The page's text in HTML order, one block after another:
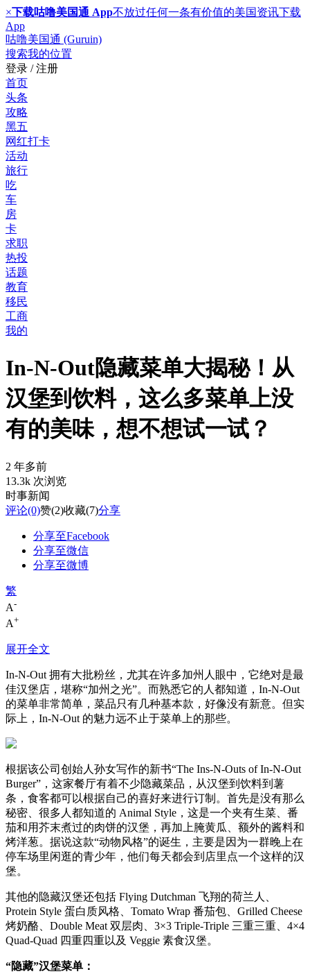
×下载咕噜美国通 App不放过任何一条有价值的美国资讯下载
App
咕噜美国通 (Guruin)
搜索我的位置
登录 / 注册
首页
头条
攻略
黑五
网红打卡
活动
旅行
吃
车
房
卡
求职
热投
话题
教育
移民
工商
我的
In-N-Out隐藏菜单大揭秘！从
汉堡到饮料，这么多菜单上没
有的美味，想不想试一试？
2 年多前
13.3k 次浏览
时事新闻
评论(0)赞(2)收藏(7)分享
分享至Facebook
分享至微信
分享至微博
繁
A-
A+
展开全文
In-N-Out 拥有大批粉丝，尤其在许多加州人眼中，它绝对是最
佳汉堡店，堪称“加州之光”。而熟悉它的人都知道，In-N-Out
的菜单非常简单，菜品只有几种基本款，好像没有新意。但实
际上，In-N-Out 的魅力远不止于菜单上的那些。
根据该公司创始人孙女写作的新书“The Ins-N-Outs of In-N-Out
Burger”，这家餐厅有着不少隐藏菜品，从汉堡到饮料到薯
条，食客都可以根据自己的喜好来进行订制。首先是没有那么
秘密、很多人都知道的 Animal Style，这是一个夹有生菜、番
茄和用芥末煮过的肉饼的汉堡，再加上腌黄瓜、额外的酱料和
烤洋葱。据说这款“动物风格”的诞生，主要是因为一群晚上在
停车场里闲逛的青少年，他们每天都会到店里点一个这样的汉
堡。
其他的隐藏汉堡还包括 Flying Dutchman 飞翔的荷兰人、
Protein Style 蛋白质风格、Tomato Wrap 番茄包、Grilled Cheese
烤奶酪、Double Meat 双层肉、3×3 Triple-Triple 三重三重、4×4
Quad-Quad 四重四重以及 Veggie 素食汉堡。
“隐藏”汉堡菜单：